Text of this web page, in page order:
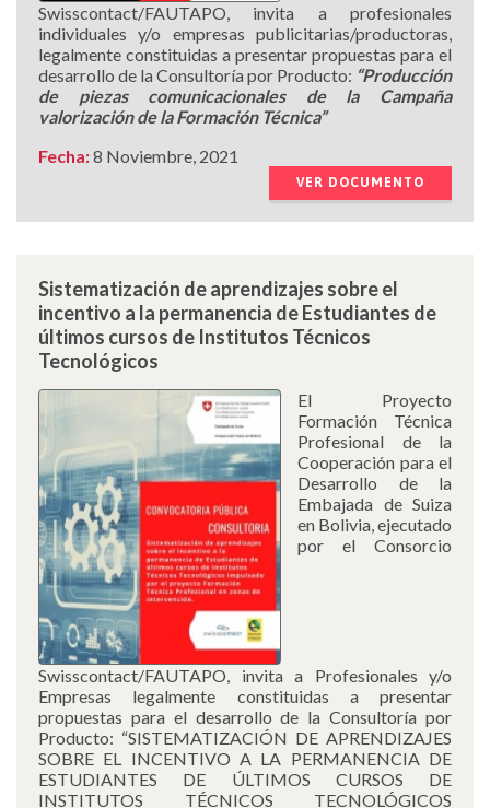
Swisscontact/FAUTAPO, invita a profesionales
individuales y/o empresas publicitarias/productoras,
legalmente constituidas a presentar propuestas para el
desarrollo de la Consultoría por Producto: “Producción
de piezas comunicacionales de la Campaña
valorización de la Formación Técnica”
Fecha:8 Noviembre, 2021
VER DOCUMENTO
Sistematización de aprendizajes sobre el
incentivo a la permanencia de Estudiantes de
últimos cursos de Institutos Técnicos
Tecnológicos
El Proyecto
Formación Técnica
Profesional de la
Cooperación para el
Desarrollo de la
Embajada de Suiza
en Bolivia, ejecutado
por el Consorcio
Swisscontact/FAUTAPO, invita a Profesionales y/o
Empresas legalmente constituidas a presentar
propuestas para el desarrollo de la Consultoría por
Producto: “SISTEMATIZACIÓN DE APRENDIZAJES
SOBRE EL INCENTIVO A LA PERMANENCIA DE
ESTUDIANTES DE ÚLTIMOS CURSOS DE
INSTITUTOS TÉCNICOS TECNOLÓGICOS